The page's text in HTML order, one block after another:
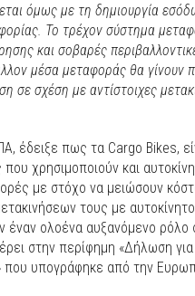
όμως με τη δημιουργία
Το τρέχον σύστημα
και σοβαρές
μέσα μεταφοράς θα γίνουν
σε σχέση με αντίστοιχες
έδειξε πως τα Cargo Bikes,
που χρησιμοποιούν και
με στόχο να μειώσουν
τους με
έναν ολοένα αυξανόμενο
στην περίφημη «Δήλωση
που υπογράφηκε από την